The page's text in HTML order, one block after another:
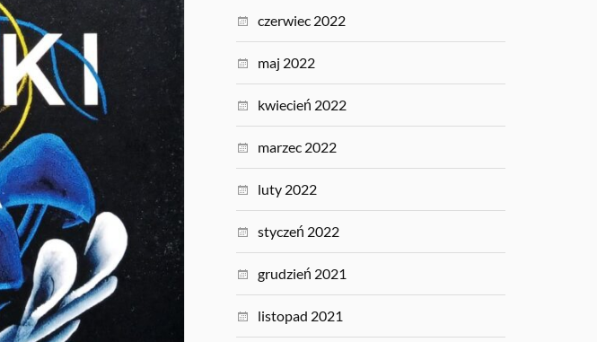
czerwiec 2022
maj 2022
kwiecień 2022
marzec 2022
luty 2022
styczeń 2022
grudzień 2021
listopad 2021